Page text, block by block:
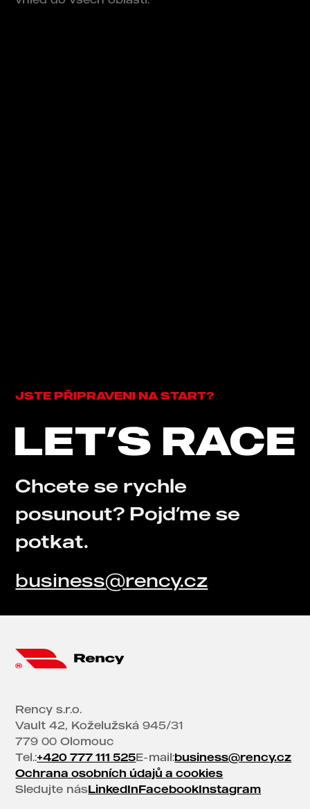
JSTE PŘIPRAVENI NA START?
Chcete se rychle
posunout? Pojďme se
potkat.
business@rency.cz
Rency s.r.o.
Vault 42, Koželužská 945/31
779 00 Olomouc
Tel.:+420 777 111 525E-mail:business@rency.cz
Ochrana osobních údajů a cookies
Sledujte násLinkedInFacebookInstagram